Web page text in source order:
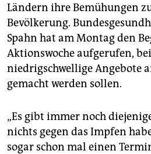
Ländern ihre Bemühungen
Bevölkerung.
Spahn hat am Montag den
Aktionswoche aufgerufen,
niedrigschwellige Angebote
gemacht werden sollen.
„Es gibt immer noch
nichts gegen das Impfen
sogar schon mal einen